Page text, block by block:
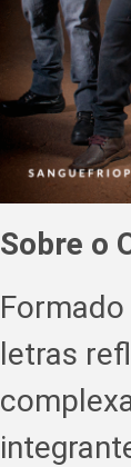
Sobre o
letras